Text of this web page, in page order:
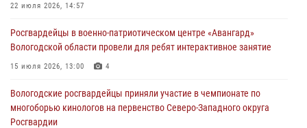
В Вологде стартовал Чемпионат Северо-Западного округа
29 июля 2026, 13:20
В Вологде росгвардейцы задержали мужчину, подозреваемого в
29 июля 2026, 09:08
22 июля 2026, 14:57
Росгвардейцы в военно-патриотическом центре «Авангард»
Вологодской области провели для ребят интерактивное занятие
15 июля 2026, 13:00 4
Вологодские росгвардейцы приняли участие в чемпионате по
многоборью кинологов на первенство Северо-Западного округа
Росгвардии